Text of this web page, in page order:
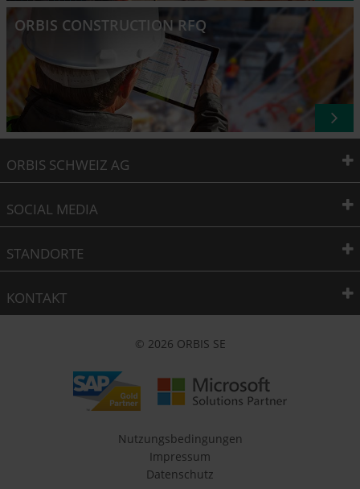
ORBIS CONSTRUCTION RFQ
ORBIS SCHWEIZ AG
SOCIAL MEDIA
STANDORTE
KONTAKT
© 2026 ORBIS SE
Nutzungsbedingungen
Impressum
Datenschutz